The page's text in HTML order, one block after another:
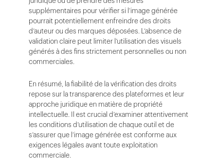
supplémentaires pour vérifier si l’image générée
pourrait potentiellement enfreindre des droits
d’auteur ou des marques déposées. L’absence de
validation claire peut limiter l’utilisation des visuels
générés à des fins strictement personnelles ou non
commerciales.
En résumé, la fiabilité de la vérification des droits
repose sur la transparence des plateformes et leur
approche juridique en matière de propriété
intellectuelle. Il est crucial d’examiner attentivement
les conditions d’utilisation de chaque outil et de
s’assurer que l’image générée est conforme aux
exigences légales avant toute exploitation
commerciale.